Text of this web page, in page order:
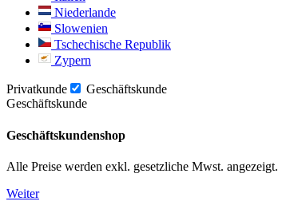
Niederlande
Slowenien
Tschechische Republik
Zypern
Privatkunde
Geschäftskunde
Geschäftskunde
Geschäftskundenshop
Alle Preise werden exkl. gesetzliche Mwst. angezeigt.
Weiter